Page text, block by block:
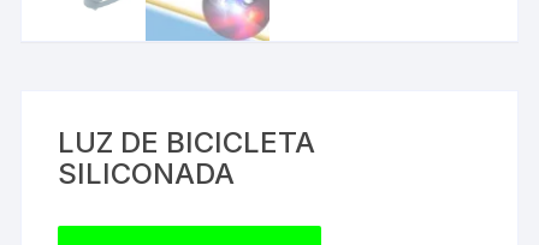
LUZ DE BICICLETA
SILICONADA